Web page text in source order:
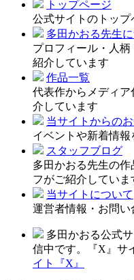
トップページ
公式サイトのトッ
多田かおる先生
プロフィール・人
紹介しています
作品一覧
代表作からメディ
介しています
当サイトからの
イベントや新着情
スタッフブログ
多田かおる先生の
フがご紹介していま
当サイトについて
運営者情報・お問
多田かおる公式
信中です。『X』サ
イト『X』